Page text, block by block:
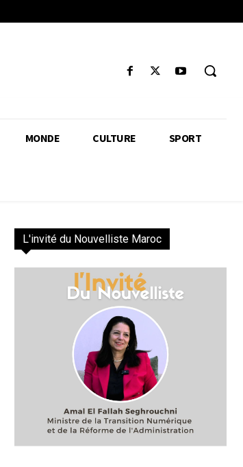
MONDE CULTURE SPORT
L'invité du Nouvelliste Maroc